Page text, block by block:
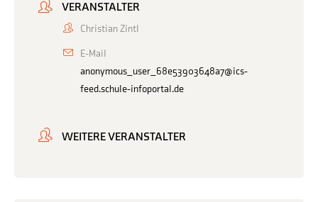
VERANSTALTER
Christian Zintl
E-Mail
anonymous_user_68e53903648a7@ics-
feed.schule-infoportal.de
WEITERE VERANSTALTER